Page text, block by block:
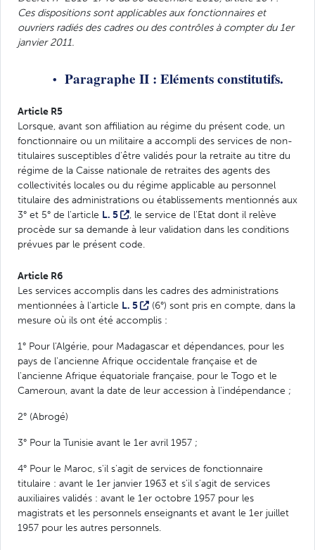
Ces dispositions sont applicables aux fonctionnaires et
ouvriers radiés des cadres ou des contrôles à compter du 1er
janvier 2011.
Paragraphe II : Eléments constitutifs.
Article R5
Lorsque, avant son affiliation au régime du présent code, un
fonctionnaire ou un militaire a accompli des services de non-
titulaires susceptibles d'être validés pour la retraite au titre du
régime de la Caisse nationale de retraites des agents des
collectivités locales ou du régime applicable au personnel
titulaire des administrations ou établissements mentionnés aux
3° et 5° de l'article L. 5
, le service de l'Etat dont il relève
procède sur sa demande à leur validation dans les conditions
prévues par le présent code.
Article R6
Les services accomplis dans les cadres des administrations
mentionnées à l'article L. 5
(6°) sont pris en compte, dans la
mesure où ils ont été accomplis :
1° Pour l'Algérie, pour Madagascar et dépendances, pour les
pays de l'ancienne Afrique occidentale française et de
l'ancienne Afrique équatoriale française, pour le Togo et le
Cameroun, avant la date de leur accession à l'indépendance ;
2° (Abrogé)
3° Pour la Tunisie avant le 1er avril 1957 ;
4° Pour le Maroc, s'il s'agit de services de fonctionnaire
titulaire : avant le 1er janvier 1963 et s'il s'agit de services
auxiliaires validés : avant le 1er octobre 1957 pour les
magistrats et les personnels enseignants et avant le 1er juillet
1957 pour les autres personnels.